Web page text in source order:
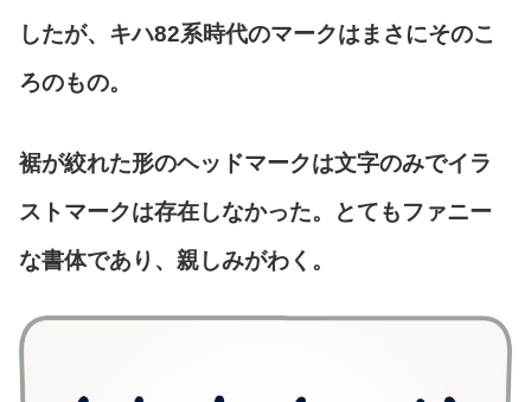
したが、キハ82系時代のマークはまさにそのこ
ろのもの。
裾が絞れた形のヘッドマークは文字のみでイラ
ストマークは存在しなかった。とてもファニー
な書体であり、親しみがわく。